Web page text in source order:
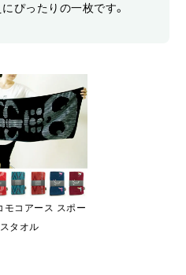
ぴったりの一枚です。
モコアース スポー
タオル